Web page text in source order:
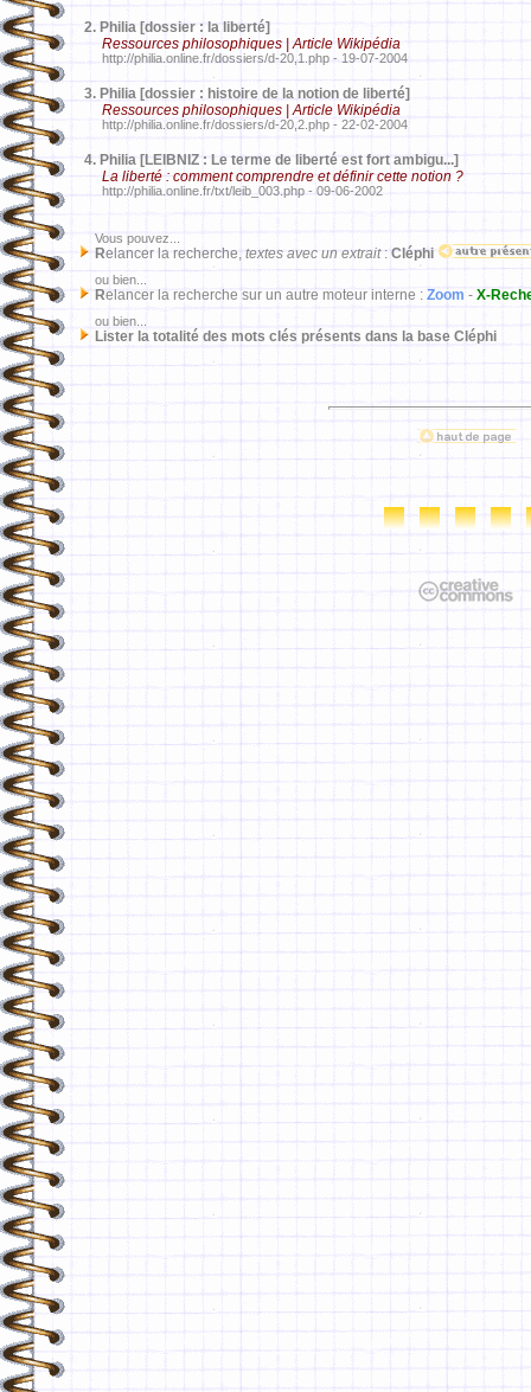
2. Philia [dossier : la liberté]
Ressources philosophiques | Article Wikipédia
http://philia.online.fr/dossiers/d-20,1.php - 19-07-2004
3. Philia [dossier : histoire de la notion de liberté]
Ressources philosophiques | Article Wikipédia
http://philia.online.fr/dossiers/d-20,2.php - 22-02-2004
4. Philia [LEIBNIZ : Le terme de liberté est fort ambigu...]
La liberté : comment comprendre et définir cette notion ?
http://philia.online.fr/txt/leib_003.php - 09-06-2002
Vous pouvez...
Relancer la recherche, textes avec un extrait: Cléphi
ou bien...
Relancer la recherche sur un autre moteur interne : Zoom - X-
ou bien...
Lister la totalité des mots clés présents dans la base Cléphi